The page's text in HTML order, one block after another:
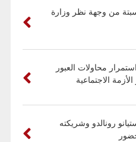
من وجهة نظر وزارة
محاولات العبور
الاجتماعية
رونالدو وشريكته